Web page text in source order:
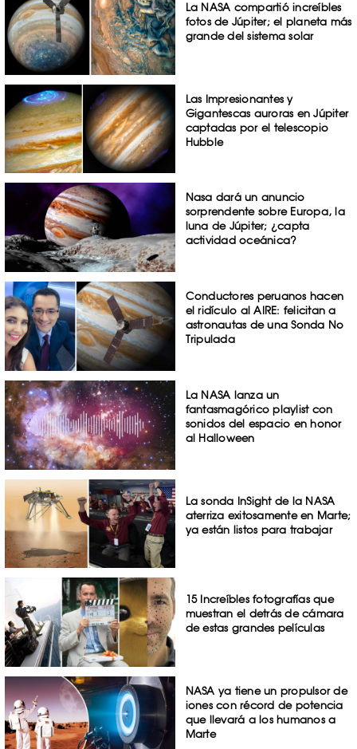
La NASA compartió increíbles
fotos de Júpiter; el planeta más
grande del sistema solar
Las Impresionantes y
Gigantescas auroras en Júpiter
captadas por el telescopio
Hubble
Nasa dará un anuncio
sorprendente sobre Europa, la
luna de Júpiter; ¿capta
actividad oceánica?
Conductores peruanos hacen
el ridículo al AIRE: felicitan a
astronautas de una Sonda No
Tripulada
La NASA lanza un
fantasmagórico playlist con
sonidos del espacio en honor
al Halloween
La sonda InSight de la NASA
aterriza exitosamente en Marte;
ya están listos para trabajar
15 Increíbles fotografías que
muestran el detrás de cámara
de estas grandes películas
NASA ya tiene un propulsor de
iones con récord de potencia
que llevará a los humanos a
Marte